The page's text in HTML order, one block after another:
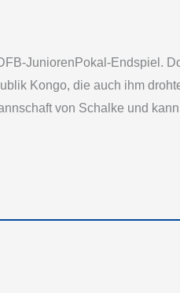
­Junioren­Pokal-Endspiel.
Kongo, die auch ihm
von Schalke und